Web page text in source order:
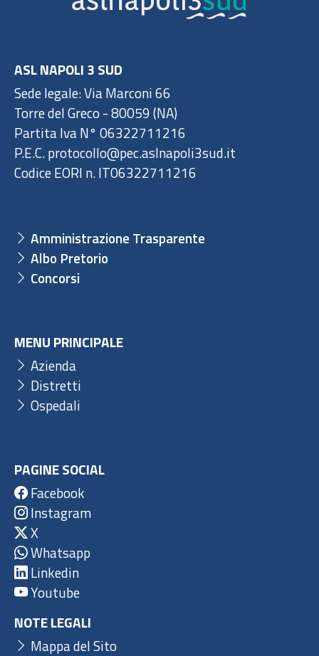
ASL NAPOLI 3 SUD
Sede legale: Via Marconi 66
Torre del Greco - 80059 (NA)
Partita Iva N° 06322711216
P.E.C. protocollo@pec.aslnapoli3sud.it
Codice EORI n. IT06322711216
Amministrazione Trasparente
Albo Pretorio
Concorsi
MENU PRINCIPALE
Azienda
Distretti
Ospedali
PAGINE SOCIAL
Facebook
Instagram
X
Whatsapp
Linkedin
Youtube
NOTE LEGALI
Mappa del Sito